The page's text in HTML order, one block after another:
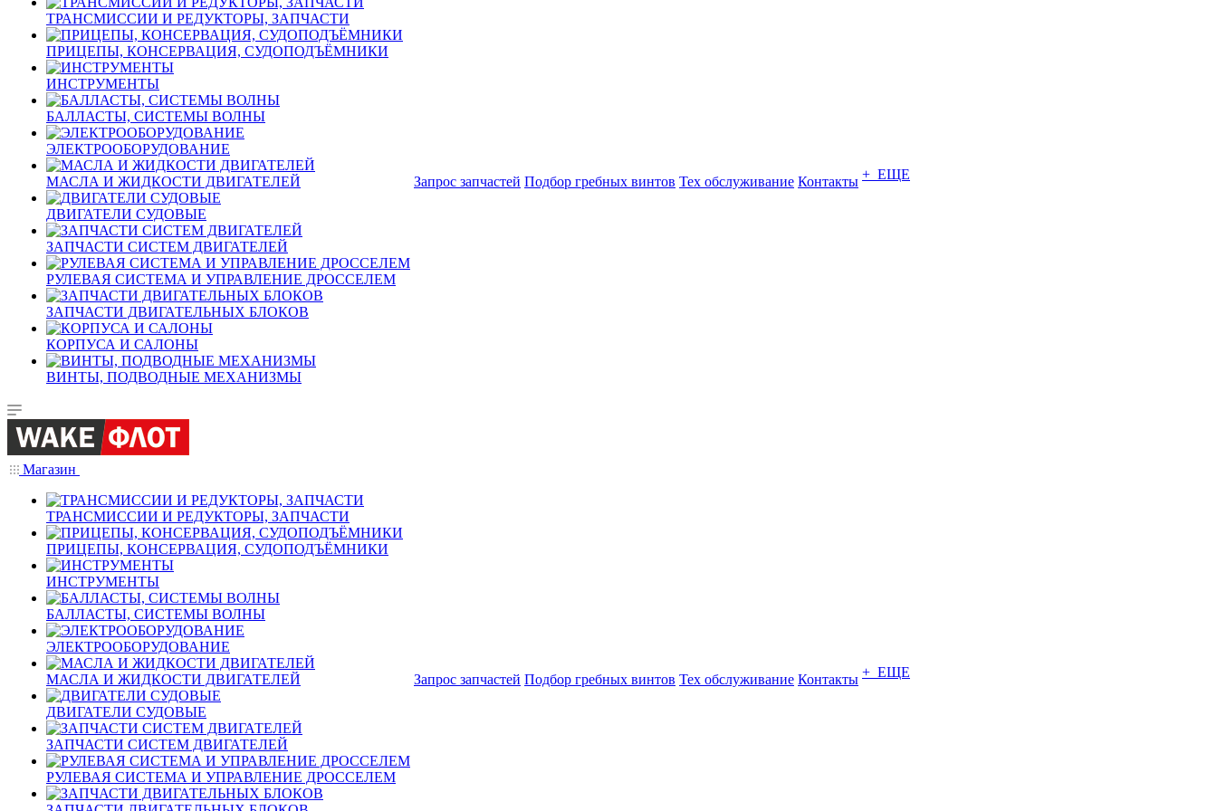
ТРАНСМИССИИ И РЕДУКТОРЫ, ЗАПЧАСТИ
ПРИЦЕПЫ, КОНСЕРВАЦИЯ, СУДОПОДЪЁМНИКИ
ИНСТРУМЕНТЫ
БАЛЛАСТЫ, СИСТЕМЫ ВОЛНЫ
ЭЛЕКТРООБОРУДОВАНИЕ
МАСЛА И ЖИДКОСТИ ДВИГАТЕЛЕЙ
ДВИГАТЕЛИ СУДОВЫЕ
ЗАПЧАСТИ СИСТЕМ ДВИГАТЕЛЕЙ
РУЛЕВАЯ СИСТЕМА И УПРАВЛЕНИЕ ДРОССЕЛЕМ
ЗАПЧАСТИ ДВИГАТЕЛЬНЫХ БЛОКОВ
КОРПУСА И САЛОНЫ
ВИНТЫ, ПОДВОДНЫЕ МЕХАНИЗМЫ
Запрос запчастей Подбор гребных винтов Тех обслуживание Контакты + ЕЩЕ
Магазин
ТРАНСМИССИИ И РЕДУКТОРЫ, ЗАПЧАСТИ
ПРИЦЕПЫ, КОНСЕРВАЦИЯ, СУДОПОДЪЁМНИКИ
ИНСТРУМЕНТЫ
БАЛЛАСТЫ, СИСТЕМЫ ВОЛНЫ
ЭЛЕКТРООБОРУДОВАНИЕ
МАСЛА И ЖИДКОСТИ ДВИГАТЕЛЕЙ
ДВИГАТЕЛИ СУДОВЫЕ
ЗАПЧАСТИ СИСТЕМ ДВИГАТЕЛЕЙ
РУЛЕВАЯ СИСТЕМА И УПРАВЛЕНИЕ ДРОССЕЛЕМ
Запрос запчастей Подбор гребных винтов Тех обслуживание Контакты + ЕЩЕ